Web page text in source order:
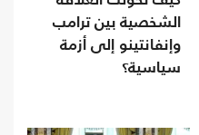
الشخصية بين ترامب
وإنفانتينو إلى أزمة
سياسية؟